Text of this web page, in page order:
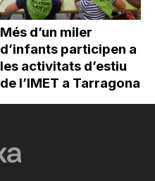
Més d’un miler
d’infants participen a
les activitats d’estiu
de l’IMET a Tarragona